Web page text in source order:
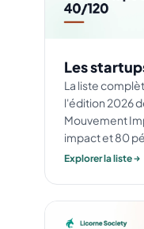
Les
La liste
l'édition 2026
Mouvement
impact et 80
Explorer la liste